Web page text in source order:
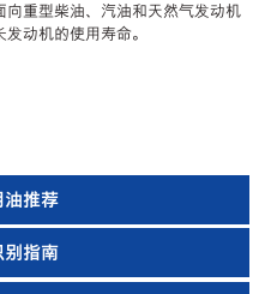
重型柴油、汽油和天然气发动机
动机的使用寿命。
油推荐
别指南